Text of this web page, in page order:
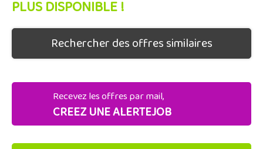
PLUS DISPONIBLE !
Rechercher des offres similaires
Recevez les offres par mail,
CREEZ UNE ALERTEJOB